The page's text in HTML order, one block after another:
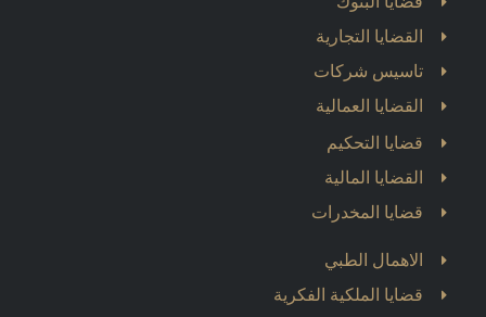
القضايا التجارية
تاسيس شركات
القضايا العمالية
قضايا التحكيم
القضايا المالية
قضايا المخدرات
الاهمال الطبي
قضايا الملكية الفكرية